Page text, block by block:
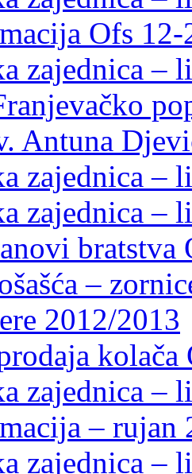
Ofs 12-
zajednica –
Antuna
zajednica –
zajednica –
bratstva
–
2012/2013
kolača
zajednica –
– rujan
zajednica –